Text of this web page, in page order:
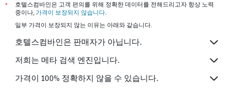
*
호텔스컴바인은 고객 편의를 위해 정확한 데이터를 전해드리고자 항상 노력
중이나, 가격이 보장되지 않습니다.
일부 가격이 보장되지 않는 이유는 아래와 같습니다.
호텔스컴바인은 판매자가 아닙니다.
저희는 메타 검색 엔진입니다.
가격이 100% 정확하지 않을 수 있습니다.